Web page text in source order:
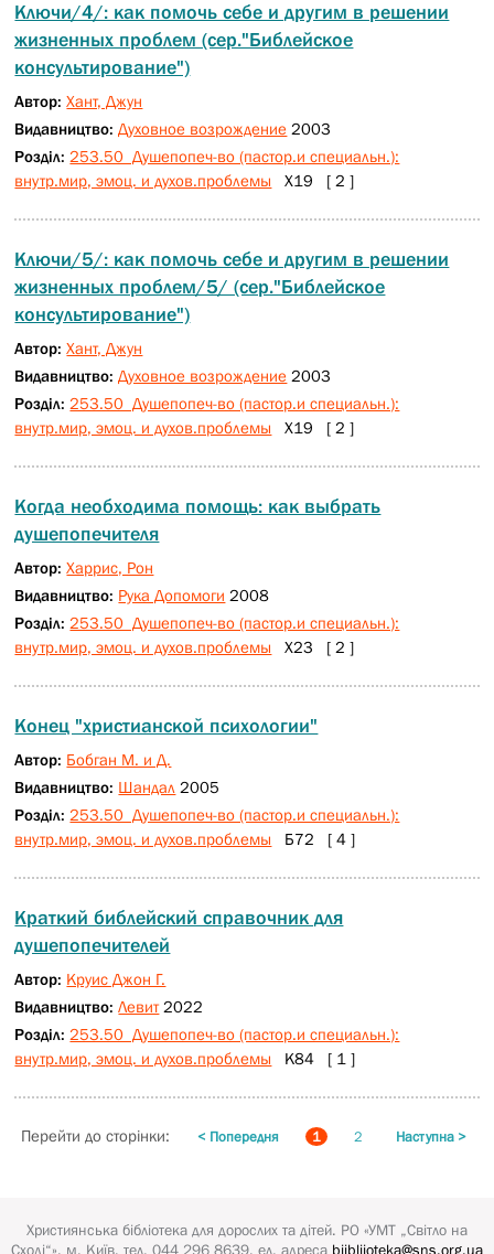
Ключи/4/: как помочь себе и другим в решении
жизненных проблем (сер."Библейское
консультирование")
Автор:Хант, Джун
Видавництво:Духовное возрождение 2003
Розділ: 253.50 Душепопеч-во (пастор.и специальн.):
внутр.мир, эмоц. и духов.проблемы Х19 [ 2 ]
Ключи/5/: как помочь себе и другим в решении
жизненных проблем/5/ (сер."Библейское
консультирование")
Автор:Хант, Джун
Видавництво:Духовное возрождение 2003
Розділ: 253.50 Душепопеч-во (пастор.и специальн.):
внутр.мир, эмоц. и духов.проблемы Х19 [ 2 ]
Когда необходима помощь: как выбрать
душепопечителя
Автор:Харрис, Рон
Видавництво: Рука Допомоги 2008
Розділ: 253.50 Душепопеч-во (пастор.и специальн.):
внутр.мир, эмоц. и духов.проблемы Х23 [ 2 ]
Конец "христианской психологии"
Автор: Бобган М. и Д.
Видавництво: Шандал 2005
Розділ: 253.50 Душепопеч-во (пастор.и специальн.):
внутр.мир, эмоц. и духов.проблемы Б72 [ 4 ]
Краткий библейский справочник для
душепопечителей
Автор: Круис Джон Г.
Видавництво:Левит2022
Розділ: 253.50 Душепопеч-во (пастор.и специальн.):
внутр.мир, эмоц. и духов.проблемы К84 [ 1 ]
Перейти до сторінки: < Попередня 1 2 Наступна >
Християнська бібліотека для дорослих та дітей. РО «УМТ „Світло на
Сході“», м. Київ, тел. 044 296 8639, ел. адреса biibliioteka@sns.org.ua